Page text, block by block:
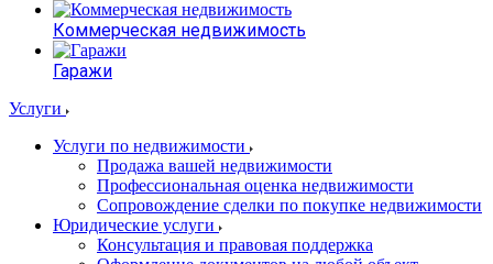
Коммерческая недвижимость
Гаражи
Услуги
Услуги по недвижимости
Продажа вашей недвижимости
Профессиональная оценка недвижимости
Сопровождение сделки по покупке недвижимости
Юридические услуги
Консультация и правовая поддержка